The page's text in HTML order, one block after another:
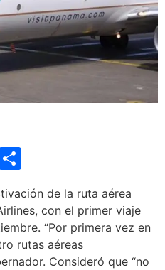
de la ruta aérea
con el primer viaje
“Por primera vez en
rutas aéreas
Consideró que “no